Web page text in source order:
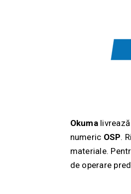
Okumalivrează
numeric OSP.
materiale.
de operare